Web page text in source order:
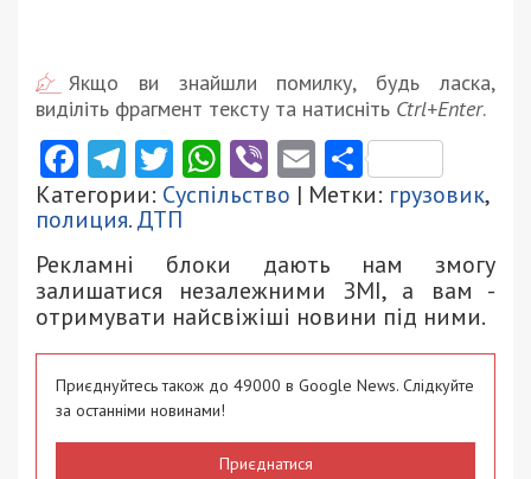
Якщо ви знайшли помилку, будь ласка,
виділіть фрагмент тексту та натисніть Ctrl+Enter.
Facebook
Telegram
Twitter
WhatsApp
ViberEmail
Категории: Суспільство | Метки: грузовик,
полиция. ДТП
Рекламні блоки дають нам змогу
залишатися незалежними ЗМІ, а вам -
отримувати найсвіжіші новини під ними.
Приєднуйтесь також до 49000 в Google News. Слідкуйте
за останніми новинами!
Приєднатися